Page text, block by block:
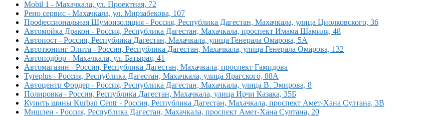
Mobil 1 - Махачкала, ул. Проектная, 72
Рено сервис - Махачкала, ул. Мирзабекова, 107
Профессиональная Шумоизоляция - Россия, Республика Дагестан, Махачкала, улица Циолковского, 36
Автомойка Дракон - Россия, Республика Дагестан, Махачкала, проспект Имама Шамиля, 48
Автопост - Россия, Республика Дагестан, Махачкала, улица Генерала Омарова, 5А
Автотюнинг Элита - Россия, Республика Дагестан, Махачкала, улица Генерала Омарова, 132
Автоподбор - Махачкала, ул. Батырая, 41
Автомагазин - Россия, Республика Дагестан, Махачкала, проспект Гамидова
Tyreplus - Россия, Республика Дагестан, Махачкала, улица Ярагского, 88А
Автоцентр Фордер - Россия, Республика Дагестан, Махачкала, улица В. Эмирова, 8
Полировка - Россия, Республика Дагестан, Махачкала, улица Ирчи Казака, 35Б
Купить шины Kurban Centr - Россия, Республика Дагестан, Махачкала, проспект Амет-Хана Султана, 3В
Мишлен - Россия, Республика Дагестан, Махачкала, проспект Амет-Хана Султана, 20